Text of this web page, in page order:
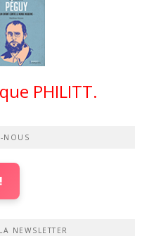
PHILITT.
NOUS
NEWSLETTER